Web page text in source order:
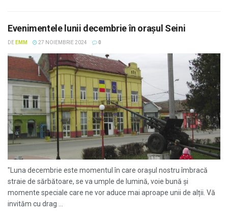
Evenimentele lunii decembrie în orașul Seini
DE EMM 27 NOIEMBRIE 2024 0
"Luna decembrie este momentul în care orașul nostru îmbracă
straie de sărbătoare, se va umple de lumină, voie bună și
momente speciale care ne vor aduce mai aproape unii de alții. Vă
invităm cu drag ...